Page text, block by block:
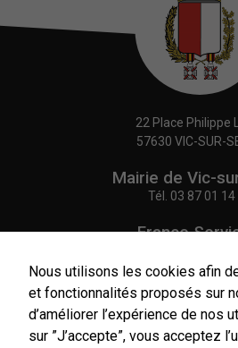
22 Place Philippe
57630 VIC-SUR-
Mairie de Vic-
Tél. 03 87 01 14
France
Tél.03 87 86 41
NOUS CONTACTER
Nous utilisons les cookies afin
et fonctionnalités proposés sur
d’améliorer l’expérience de nos
sur ”J’accepte”, vous acceptez